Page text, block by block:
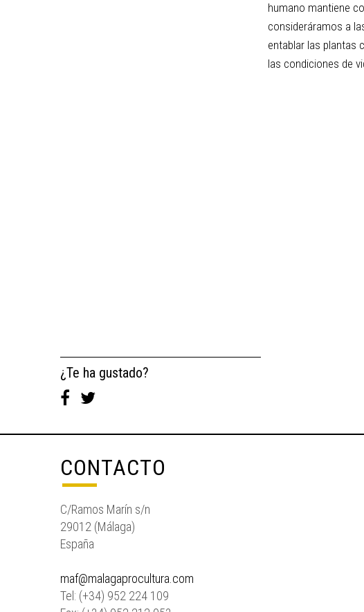
humano mantiene
consideráramos a
entablar las plantas
las condiciones de
¿Te ha gustado?
CONTACTO
C/Ramos Marín s/n
29012 (Málaga)
España
maf@malagaprocultura.com
Tel: (+34) 952 224 109